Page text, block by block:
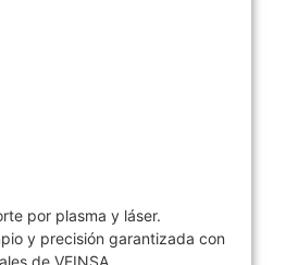
por plasma y láser.
y precisión garantizada con
de VEINSA.